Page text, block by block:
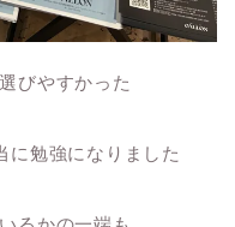
びやすかった
に勉強になりました